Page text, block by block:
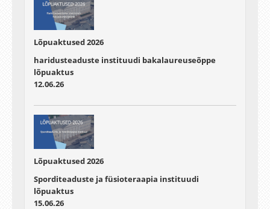
Lõpuaktused 2026
haridusteaduste instituudi bakalaureuseõppe
lõpuaktus
12.06.26
Lõpuaktused 2026
Sporditeaduste ja füsioteraapia instituudi
lõpuaktus
15.06.26